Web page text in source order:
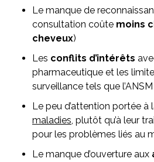
Le manque de
consultation coûte moins
cheveux)
Les conflits d’intérêts
pharmaceutique et les
surveillance tels que l’ANSM
Le peu d’attention portée à
maladies, plutôt qu’à leur
pour les problèmes liés au
Le manque d’ouverture aux